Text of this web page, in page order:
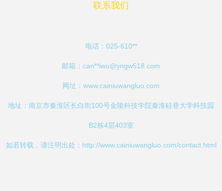
联系我们
电话：025-610**
邮箱：can**iwu@yngw518.com
网址： www.cainiuwangluo.com
地址：南京市秦淮区长白街100号金陵科技学院秦淮硅巷大学科技园
B2栋4层403室
如若转载，请注明出处：http://www.cainiuwangluo.com/contact.html